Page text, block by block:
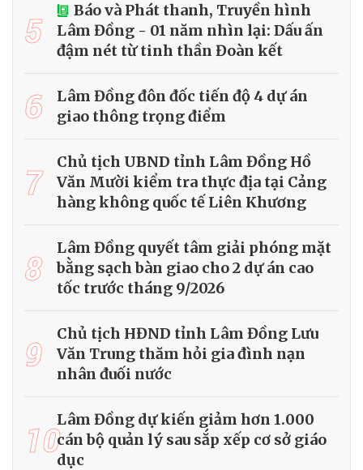
5
Báo và Phát thanh, Truyền hình
Lâm Đồng - 01 năm nhìn lại: Dấu ấn
đậm nét từ tinh thần Đoàn kết
6
Lâm Đồng đôn đốc tiến độ 4 dự án
giao thông trọng điểm
7
Chủ tịch UBND tỉnh Lâm Đồng Hồ
Văn Mười kiểm tra thực địa tại Cảng
hàng không quốc tế Liên Khương
8
Lâm Đồng quyết tâm giải phóng mặt
bằng sạch bàn giao cho 2 dự án cao
tốc trước tháng 9/2026
9
Chủ tịch HĐND tỉnh Lâm Đồng Lưu
Văn Trung thăm hỏi gia đình nạn
nhân đuối nước
10Lâm Đồng dự kiến giảm hơn 1.000
cán bộ quản lý sau sắp xếp cơ sở giáo
dục